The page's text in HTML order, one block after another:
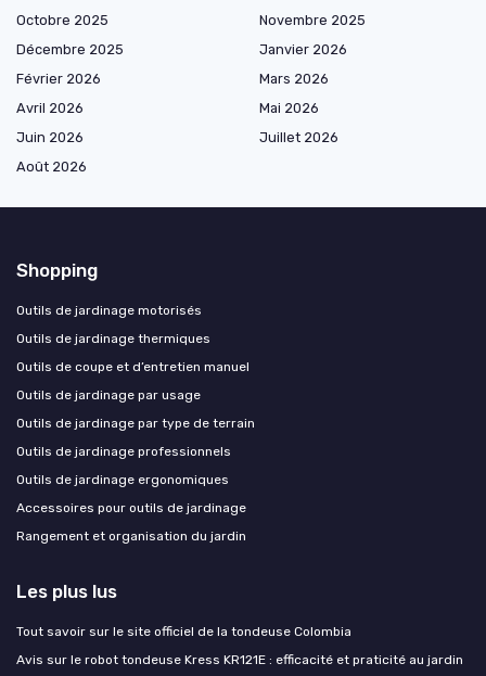
Octobre 2025
Novembre 2025
Décembre 2025
Janvier 2026
Février 2026
Mars 2026
Avril 2026
Mai 2026
Juin 2026
Juillet 2026
Août 2026
Shopping
Outils de jardinage motorisés
Outils de jardinage thermiques
Outils de coupe et d’entretien manuel
Outils de jardinage par usage
Outils de jardinage par type de terrain
Outils de jardinage professionnels
Outils de jardinage ergonomiques
Accessoires pour outils de jardinage
Rangement et organisation du jardin
Les plus lus
Tout savoir sur le site officiel de la tondeuse Colombia
Avis sur le robot tondeuse Kress KR121E : efficacité et praticité au jardin